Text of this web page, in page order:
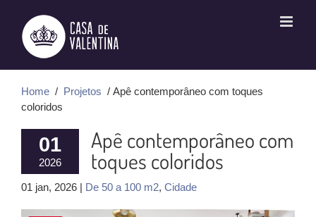
conteúdo
Home / Projetos / Apê contemporâneo com toques
coloridos
01
2026
Apê contemporâneo com
toques coloridos
01 jan, 2026 | De 50 a 100 m2, Cidade